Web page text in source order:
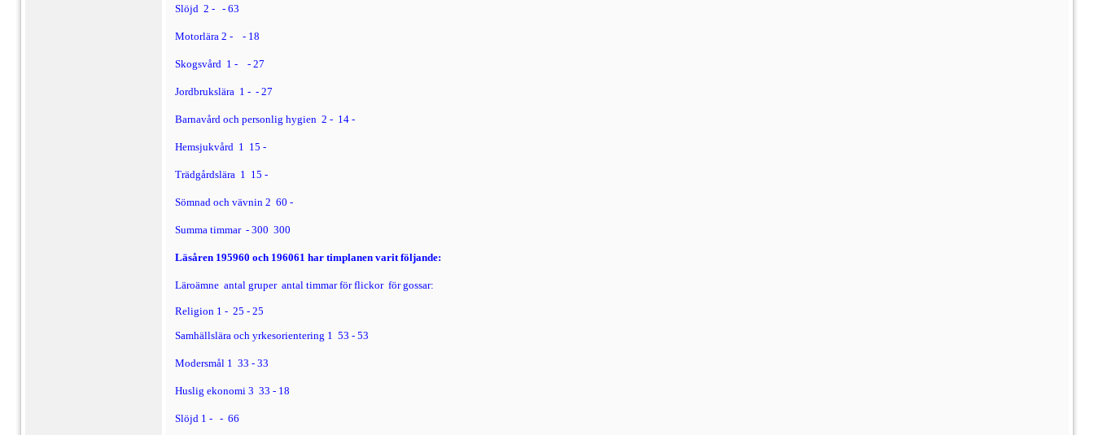
Slöjd 2 - - 63
Motorlära 2 - - 18
Skogsvård 1 - - 27
Jordbrukslära 1 -  - 27
Barnavård och personlig hygien 2 - 14 - 
Hemsjukvård 1  15 - 
Trädgårdslära 1  15 - 
Sömnad och vävnin 2  60 - 
Summa timmar  - 300  300
Läsåren 195960 och 196061 har timplanen varit följande:
Läroämne  antal gruper  antal timmar för flickor  för gossar:
Religion 1 - 25 - 25
Samhällslära och yrkesorientering 1  53 - 53
Modersmål 1  33 - 33
Huslig ekonomi 3  33 - 18
Slöjd 1 -  - 66